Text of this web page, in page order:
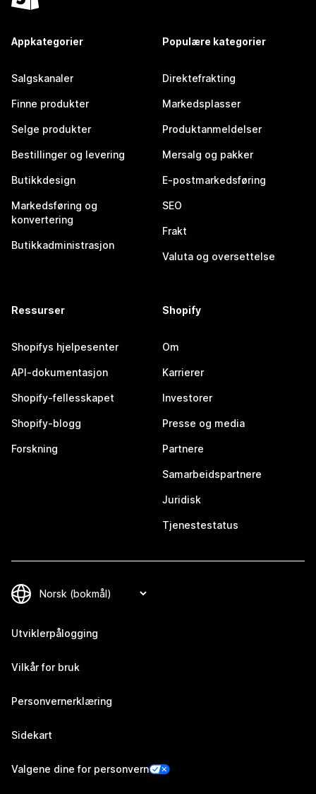
Appkategorier
Salgskanaler
Finne produkter
Selge produkter
Bestillinger og levering
Butikkdesign
Markedsføring og
konvertering
Butikkadministrasjon
Populære kategorier
Direktefrakting
Markedsplasser
Produktanmeldelser
Mersalg og pakker
E-postmarkedsføring
SEO
Frakt
Valuta og oversettelse
Ressurser
Shopifys hjelpesenter
API-dokumentasjon
Shopify-fellesskapet
Shopify-blogg
Forskning
Shopify
Om
Karrierer
Investorer
Presse og media
Partnere
Samarbeidspartnere
Juridisk
Tjenestestatus
Utviklerpålogging
Vilkår for bruk
Personvernerklæring
Sidekart
Valgene dine for personvern